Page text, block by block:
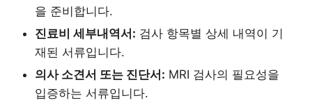
을 준비합니다.
진료비 세부내역서: 검사 항목별 상세 내역이 기
재된 서류입니다.
의사 소견서 또는 진단서: MRI 검사의 필요성을
입증하는 서류입니다.